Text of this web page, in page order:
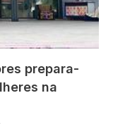
prepara-
na